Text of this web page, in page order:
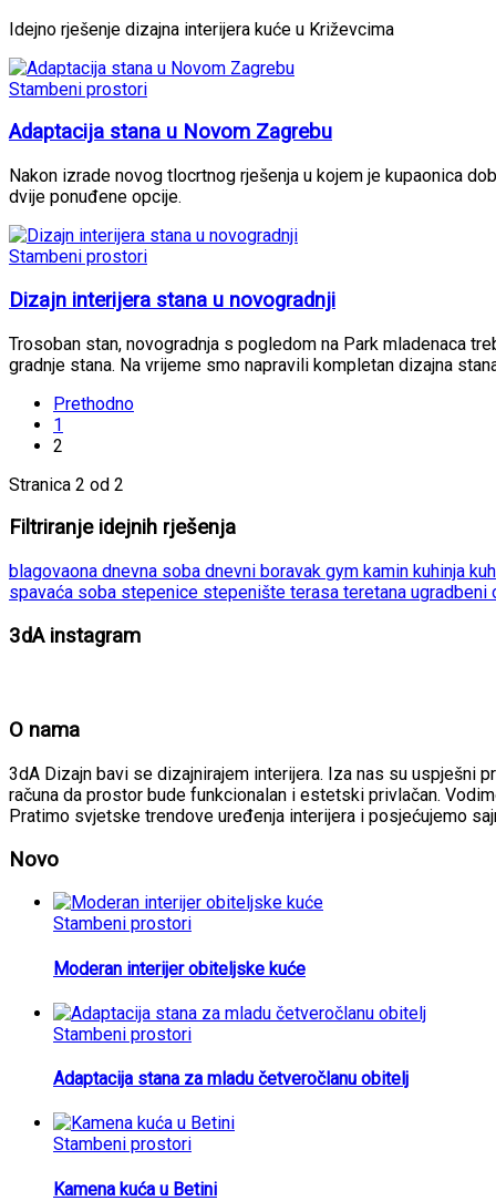
Idejno rješenje dizajna interijera kuće u Križevcima
Stambeni prostori
Adaptacija stana u Novom Zagrebu
Nakon izrade novog tlocrtnog rješenja u kojem je kupaonica
dvije ponuđene opcije.
Stambeni prostori
Dizajn interijera stana u novogradnji
Trosoban stan, novogradnja s pogledom na Park mladenaca
gradnje stana. Na vrijeme smo napravili kompletan dizajna
Prethodno
1
2
Stranica 2 od 2
Filtriranje idejnih rješenja
blagovaona dnevna soba dnevni boravak gym kamin kuhinja
spavaća soba stepenice stepenište terasa teretana ugradbeni
3dA instagram
O nama
3dA Dizajn bavi se dizajnirajem interijera. Iza nas su uspješni
računa da prostor bude funkcionalan i estetski privlačan.
Pratimo svjetske trendove uređenja interijera i posjećujemo
Novo
Stambeni prostori
Moderan interijer obiteljske kuće
Stambeni prostori
Adaptacija stana za mladu četveročlanu obitelj
Stambeni prostori
Kamena kuća u Betini